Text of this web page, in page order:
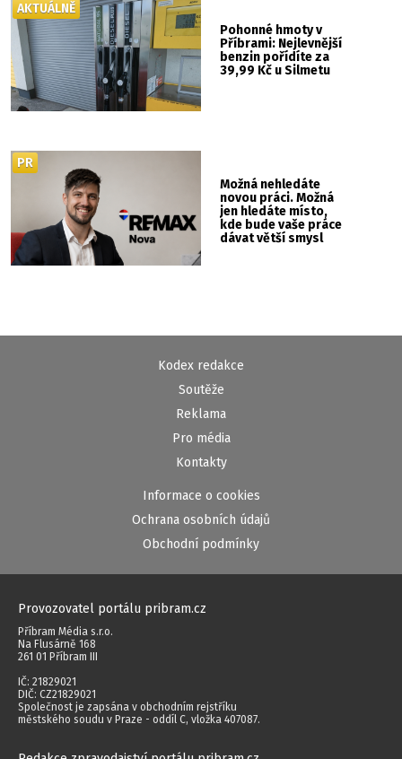
Pohonné hmoty v
Příbrami: Nejlevnější
benzin pořídíte za
39,99 Kč u Silmetu
AKTUÁLNĚ
Možná nehledáte
novou práci. Možná
jen hledáte místo,
kde bude vaše práce
dávat větší smysl
PR
Kodex redakce
Soutěže
Reklama
Pro média
Kontakty
Informace o cookies
Ochrana osobních údajů
Obchodní podmínky
Provozovatel portálu pribram.cz
Příbram Média s.r.o.
Na Flusárně 168
261 01 Příbram III
IČ: 21829021
DIČ: CZ21829021
Společnost je zapsána v obchodním rejstříku
městského soudu v Praze - oddíl C, vložka 407087.